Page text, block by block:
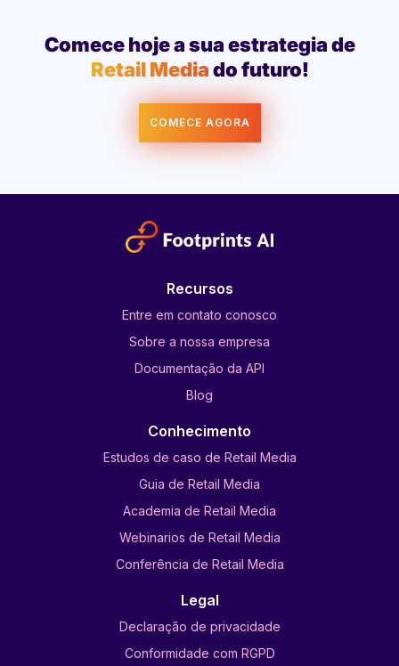
Comece hoje a sua estrategia de
Retail Mediado futuro!
COMECE AGORA
Recursos
Entre em contato conosco
Sobre a nossa empresa
Documentação da API
Blog
Conhecimento
Estudos de caso de Retail Media
Guia de Retail Media
Academia de Retail Media
Webinarios de Retail Media
Conferência de Retail Media
Legal
Declaração de privacidade
Conformidade com RGPD